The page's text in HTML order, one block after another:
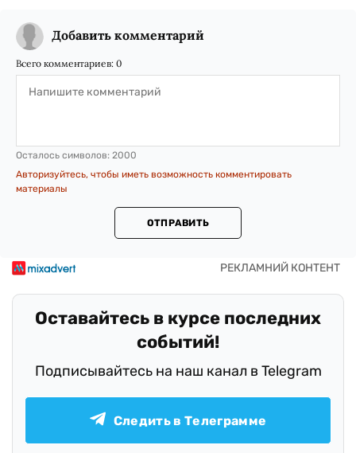
Добавить комментарий
Всего комментариев: 0
Осталось символов: 2000
Авторизуйтесь, чтобы иметь возможность комментировать
материалы
ОТПРАВИТЬ
Оставайтесь в курсе последних
событий!
Подписывайтесь на наш канал в Telegram
Следить в Телеграмме